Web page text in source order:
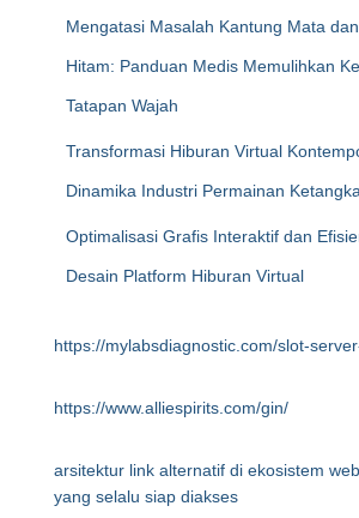
Mengatasi Masalah Kantung Mata
Hitam: Panduan Medis Memulihkan
Tatapan Wajah
Transformasi Hiburan Virtual
Dinamika Industri Permainan
Optimalisasi Grafis Interaktif dan
Desain Platform Hiburan Virtual
https://mylabsdiagnostic.com/slot-
https://www.alliespirits.com/gin/
arsitektur link alternatif di ekosistem
yang selalu siap diakses